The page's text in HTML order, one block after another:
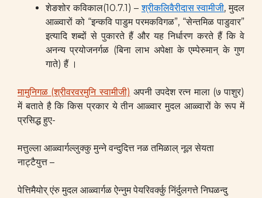
शेङशोर कविकाल(10.7.1) –श्रीकलिवैरीदास स्वामीजी, मुदल
आळ्वारों को “इन्कवि पाडुम परमकविगळ”, “सेन्तमिळ पाडुवार”
इत्यादि शब्दों से पुकारते हैं और यह निर्धारण करते हैं कि वे
अनन्य प्रयोजनर्गळ (बिना लाभ अपेक्षा के एम्पेरुमान् के गुण
गाते) हैं ।
मामुनिगळ (श्रीवरवरमुनि स्वामीजी) अपनी उपदेश रत्न माला (७ पाशुर)
में बताते है कि किस प्रकार ये तीन आळ्वार मुदल आळ्वारों के रूप में
प्रसिद्ध हुए-
मत्तुल्ला आळ्वार्गल्लुक्कु मुन्ने वन्दुदित्त नळ तमिळाल् नूल सेयता
नाट्टैयुत्त –
पेत्तिमैयोर् एंरु मुदल आळ्वार्गळ ऐन्नुम पेयरिवर्क्कु निंर्दुलगत्ते निघळन्दु